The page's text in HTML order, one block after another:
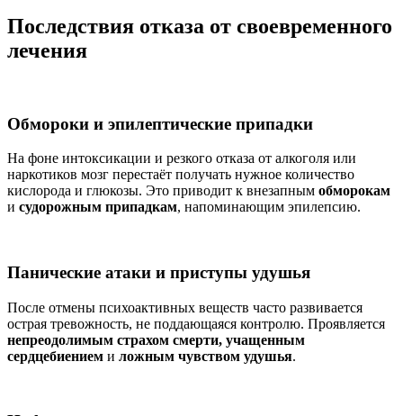
Последствия отказа от своевременного
лечения
Обмороки и эпилептические припадки
На фоне интоксикации и резкого отказа от алкоголя или
наркотиков мозг перестаёт получать нужное количество
кислорода и глюкозы. Это приводит к внезапным обморокам
и судорожным припадкам, напоминающим эпилепсию.
Панические атаки и приступы удушья
После отмены психоактивных веществ часто развивается
острая тревожность, не поддающаяся контролю. Проявляется
непреодолимым страхом смерти, учащенным
сердцебиением и ложным чувством удушья.